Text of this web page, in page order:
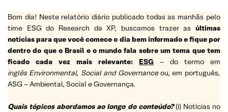
Bom dia! Neste relatório diário publicado todas as manhãs pelo
time ESG do Research da XP, buscamos trazer as últimas
notícias para que você comece o dia bem informado e fique por
dentro do que o Brasil e o mundo fala sobre um tema que tem
ficado cada vez mais relevante:
ESG
– do termo em
inglês Environmental, Social and Governanceou, em português,
ASG – Ambiental, Social e Governança.
Quais tópicos abordamos ao longo do conteúdo? (i) Notícias no